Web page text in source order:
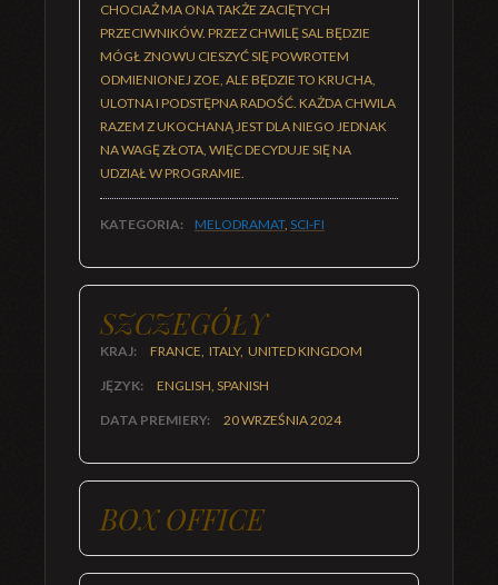
CHOCIAŻ MA ONA TAKŻE ZACIĘTYCH
PRZECIWNIKÓW. PRZEZ CHWILĘ SAL BĘDZIE
MÓGŁ ZNOWU CIESZYĆ SIĘ POWROTEM
ODMIENIONEJ ZOE, ALE BĘDZIE TO KRUCHA,
ULOTNA I PODSTĘPNA RADOŚĆ. KAŻDA CHWILA
RAZEM Z UKOCHANĄ JEST DLA NIEGO JEDNAK
NA WAGĘ ZŁOTA, WIĘC DECYDUJE SIĘ NA
UDZIAŁ W PROGRAMIE.
KATEGORIA: MELODRAMAT, SCI-FI
SZCZEGÓŁY
KRAJ: FRANCE, ITALY, UNITED KINGDOM
JĘZYK: ENGLISH, SPANISH
DATA PREMIERY: 20 WRZEŚNIA 2024
BOX OFFICE